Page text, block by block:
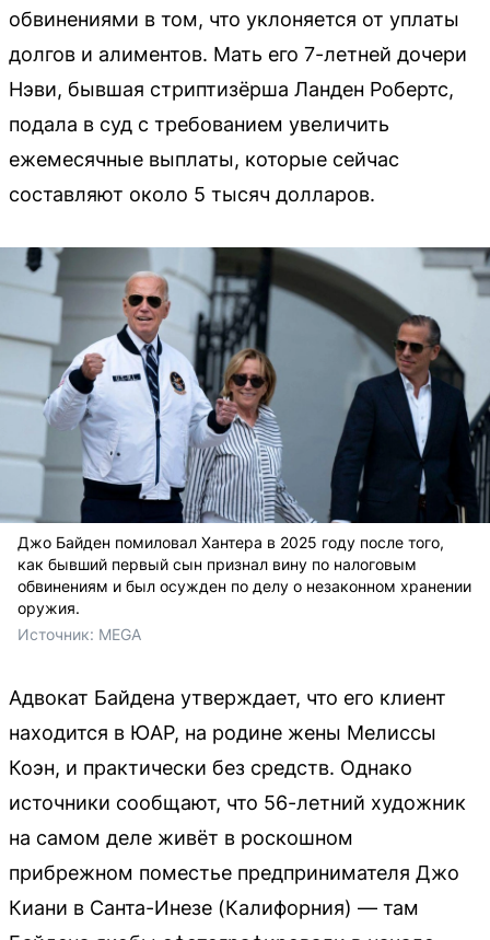
обвинениями в том, что уклоняется от уплаты
долгов и алиментов. Мать его 7-летней дочери
Нэви, бывшая стриптизёрша Ланден Робертс,
подала в суд с требованием увеличить
ежемесячные выплаты, которые сейчас
составляют около 5 тысяч долларов.
Джо Байден помиловал Хантера в 2025 году после того,
как бывший первый сын признал вину по налоговым
обвинениям и был осужден по делу о незаконном хранении
оружия.
Источник: MEGA
Адвокат Байдена утверждает, что его клиент
находится в ЮАР, на родине жены Мелиссы
Коэн, и практически без средств. Однако
источники сообщают, что 56-летний художник
на самом деле живёт в роскошном
прибрежном поместье предпринимателя Джо
Киани в Санта-Инезе (Калифорния) — там